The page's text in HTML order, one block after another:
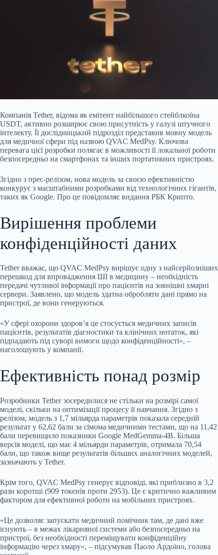
Компанія Tether, відома як емітент найбільшого стейблкоїна
USDT, активно розширює свою присутність у галузі штучного
інтелекту. Її дослідницький підрозділ представив мовну модель
для медичної сфери під назвою QVAC MedPsy. Ключова
перевага цієї розробки полягає в можливості її локальної роботи
безпосередньо на смартфонах та інших портативних пристроях.
Згідно з прес-релізом, нова модель за своєю ефективністю
конкурує з масштабними розробками від технологічних гігантів,
таких як Google. Про це повідомляє видання РБК Крипто.
Вирішення проблеми
конфіденційності даних
Tether вважає, що QVAC MedPsy вирішує одну з найсерйозніших
перешкод для впровадження ШІ в медицину – необхідність
передачі чутливої інформації про пацієнтів на зовнішні хмарні
сервери. Заявлено, що модель здатна обробляти дані прямо на
пристрої, де вони генеруються.
«У сфері охорони здоров’я це стосується медичних записів
пацієнтів, результатів діагностики та клінічних нотаток, які
підпадають під суворі вимоги щодо конфіденційності», –
наголошують у компанії.
Ефективність понад розмір
Розробники Tether зосередилися не стільки на розмірі самої
моделі, скільки на оптимізації процесу її навчання. Згідно з
релізом, модель з 1,7 мільярда параметрів показала середній
результат у 62,62 бали за сімома медичними тестами, що на 11,42
бали перевищило показники Google MedGemma-4B. Більша
версія моделі, що має 4 мільярди параметрів, отримала 70,54
бали, що також вище результатів більших аналогічних моделей,
зазначають у Tether.
Крім того, QVAC MedPsy генерує відповіді, які приблизно в 3,2
рази коротші (909 токенів проти 2953). Це є критично важливим
фактором для ефективної роботи на мобільних пристроях.
«Це дозволяє запускати медичний помічник там, де дані вже
існують – в межах лікарняної системи або безпосередньо на
пристрої, без необхідності переміщувати конфіденційну
інформацію через хмару», – підсумував Паоло Ардоіно, голова